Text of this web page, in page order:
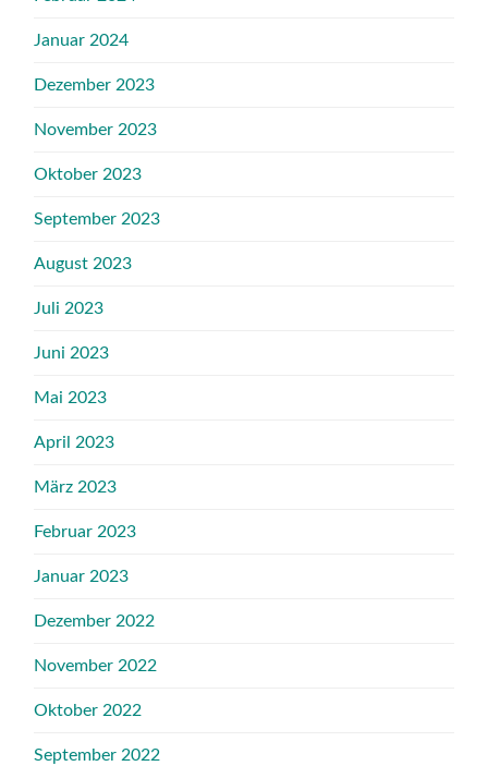
Januar 2024
Dezember 2023
November 2023
Oktober 2023
September 2023
August 2023
Juli 2023
Juni 2023
Mai 2023
April 2023
März 2023
Februar 2023
Januar 2023
Dezember 2022
November 2022
Oktober 2022
September 2022